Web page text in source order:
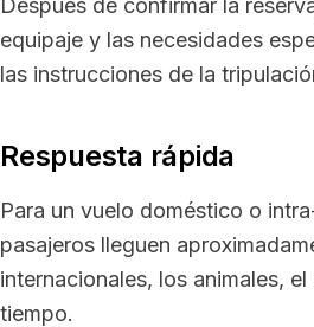
Después de confirmar la
equipaje y las necesidades
las instrucciones de la
Respuesta rápida
Para un vuelo doméstico o
pasajeros lleguen
internacionales, los animales,
tiempo.